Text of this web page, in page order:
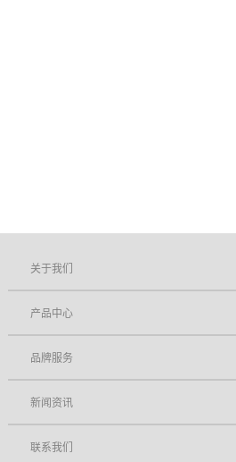
关于我们
产品中心
品牌服务
新闻资讯
联系我们